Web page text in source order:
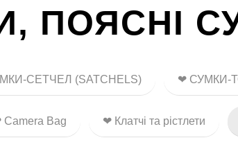
ПОЯСНІ
СЕТЧЕЛ (SATCHELS) ❤ СУМКИ-
Camera Bag ❤ Клатчі та рістлети